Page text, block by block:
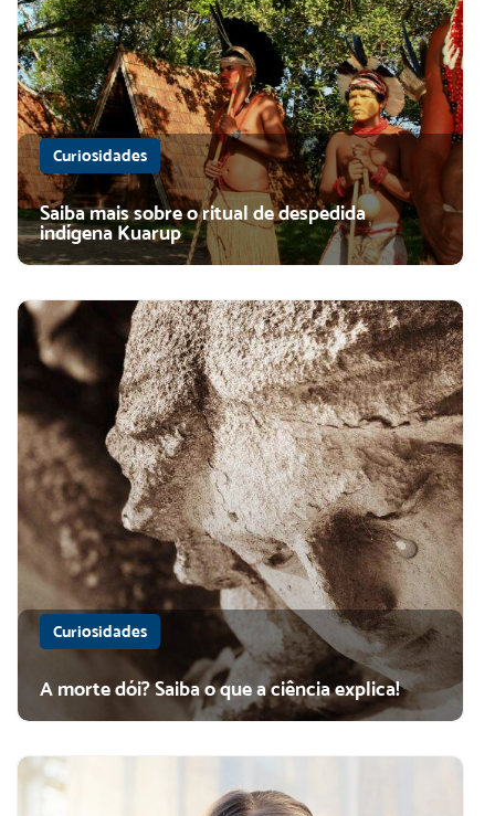
Curiosidades
Saiba mais sobre o ritual de despedida
indígena Kuarup
Curiosidades
A morte dói? Saiba o que a ciência explica!